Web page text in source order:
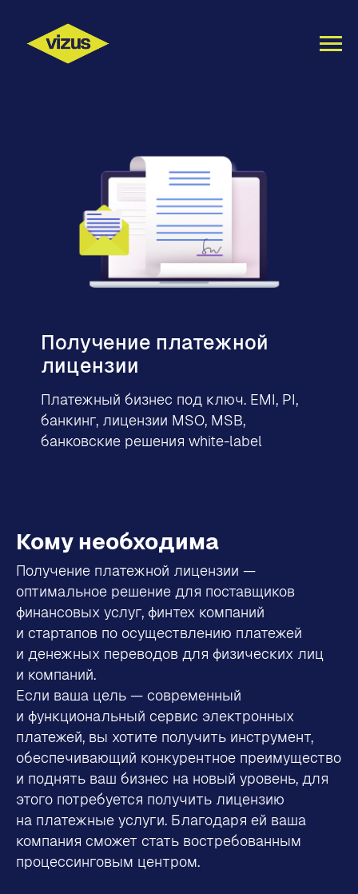
Получение платежной
лицензии
Платежный бизнес под ключ. EMI, PI,
банкинг, лицензии MSO, MSB,
банковские решения white-label
Кому необходима
Получение платежной лицензии —
оптимальное решение для поставщиков
финансовых услуг, финтех компаний
и стартапов по осуществлению платежей
и денежных переводов для физических лиц
и компаний.
Если ваша цель — современный
и функциональный сервис электронных
платежей, вы хотите получить инструмент,
обеспечивающий конкурентное преимущество
и поднять ваш бизнес на новый уровень, для
этого потребуется получить лицензию
на платежные услуги. Благодаря ей ваша
компания сможет стать востребованным
процессинговым центром.